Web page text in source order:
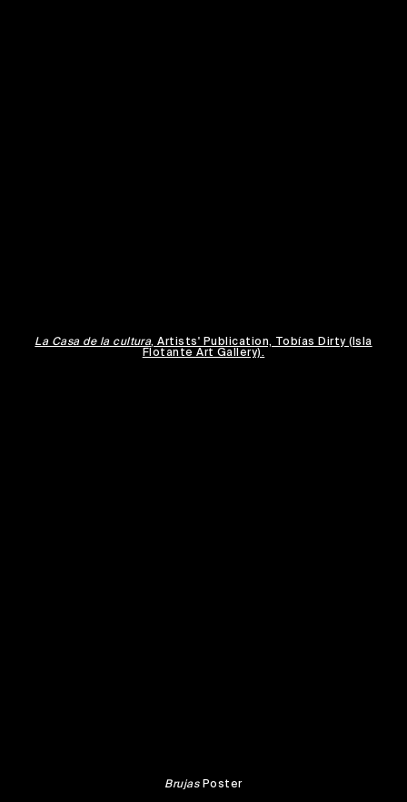
La Casa de la cultura, Artists' Publication, Tobías Dirty (Isla
Flotante Art Gallery).
BrujasPoster